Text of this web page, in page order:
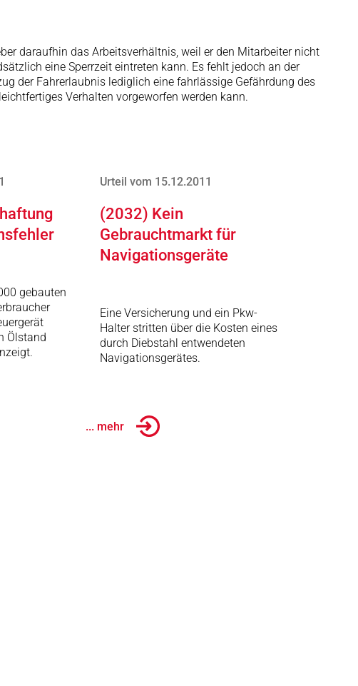
daraufhin das Arbeitsverhältnis, weil er den Mitarbeiter nicht
eine Sperrzeit eintreten kann. Es fehlt jedoch an der
der Fahrerlaubnis lediglich eine fahrlässige Gefährdung des
Verhalten vorgeworfen werden kann.
gebauten
Ölstand
Urteil vom 15.12.2011
(2032) Kein
Gebrauchtmarkt für
Navigationsgeräte
Eine Versicherung und ein Pkw-
Halter stritten über die Kosten eines
durch Diebstahl entwendeten
Navigationsgerätes.
... mehr